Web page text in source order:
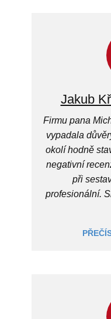
Jakub
Firmu pana
vypadala
okolí hodně
negativní
při
profesionální.